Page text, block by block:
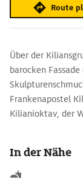
Route
Über der
barocken
Frankenapostel
Kilianioktav, der
des romanischen
und das Grab des
In der Nähe